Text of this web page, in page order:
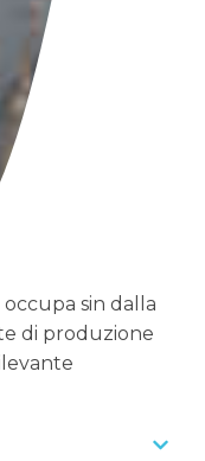
occupa sin dalla
di produzione